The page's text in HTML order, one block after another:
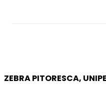
ZEBRA PITORESCA,